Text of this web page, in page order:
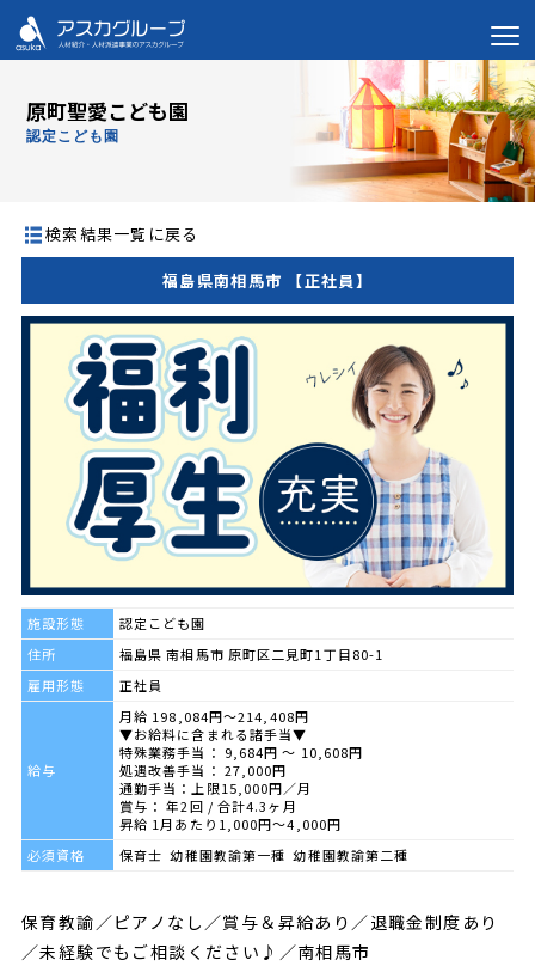
原町聖愛こども園
認定こども園
検索結果一覧に戻る
福島県南相馬市 【正社員】
施設形態
認定こども園
住所
福島県 南相馬市 原町区二見町1丁目80-1
雇用形態
正社員
給与
月給 198,084円～214,408円
▼お給料に含まれる諸手当▼
特殊業務手当： 9,684円 〜 10,608円
処遇改善手当： 27,000円
通勤手当：上限15,000円／月
賞与： 年2回 / 合計4.3ヶ月
昇給 1月あたり1,000円～4,000円
必須資格
保育士 幼稚園教諭第一種 幼稚園教諭第二種
保育教諭／ピアノなし／賞与＆昇給あり／退職金制度あり
／未経験でもご相談ください♪／南相馬市